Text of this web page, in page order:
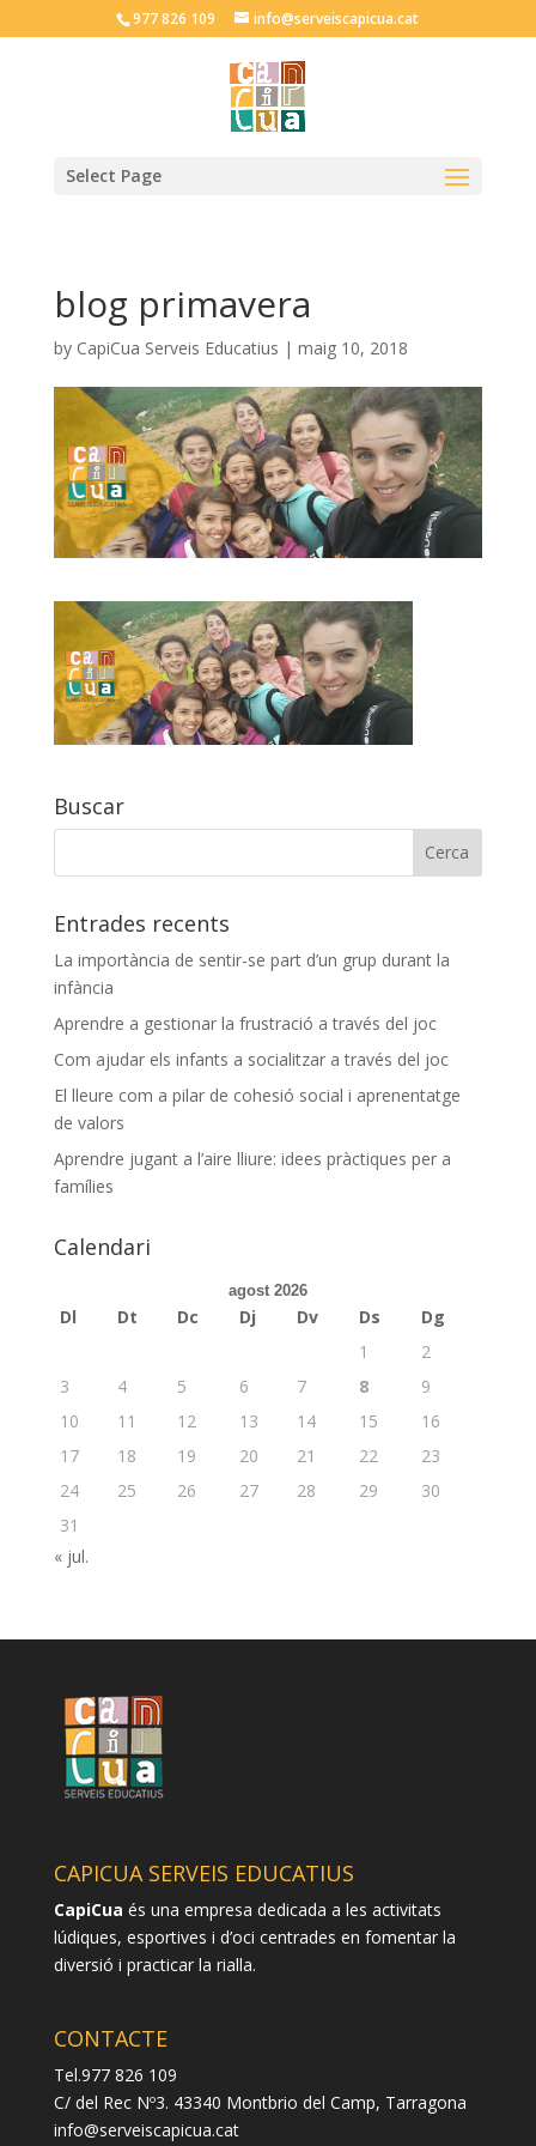
977 826 109 info@serveiscapicua.cat
Select Page
blog primavera
by CapiCua Serveis Educatius | maig 10, 2018
Buscar
Entrades recents
La importància de sentir-se part d’un grup durant la
infància
Aprendre a gestionar la frustració a través del joc
Com ajudar els infants a socialitzar a través del joc
El lleure com a pilar de cohesió social i aprenentatge
de valors
Aprendre jugant a l’aire lliure: idees pràctiques per a
famílies
Calendari
agost 2026
Dl Dt Dc Dj Dv Ds
Dg
1
2
3
4 5 6 7 8
9
10
11 12 13 14 15
16
17
18 19 20 21 22
23
24
25 26 27 28 29
30
31
« jul.
CAPICUA SERVEIS EDUCATIUS
CapiCua és una empresa dedicada a les activitats
lúdiques, esportives i d’oci centrades en fomentar la
diversió i practicar la rialla.
CONTACTE
Tel.977 826 109
C/ del Rec Nº3. 43340 Montbrio del Camp, Tarragona
info@serveiscapicua.cat